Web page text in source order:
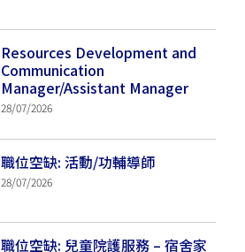
Resources Development and
Communication
Manager/Assistant Manager
28/07/2026
職位空缺: 活動/功輔導師
28/07/2026
職位空缺: 兒童院護服務 – 宿舍家